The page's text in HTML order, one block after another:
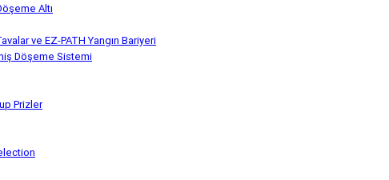
Altı
ve EZ-PATH Yangın Bariyeri
Döşeme Sistemi
Prizler